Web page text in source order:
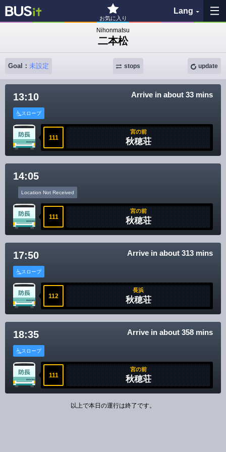
お気に入り
Lang
My Favorites
History
See the map
各バス会社リンク先
Disclaimer
Nihonmatsu
二本松
Goal： 未設定 update
stops
13:10 Arrive in about 33 mins
スロープ
111
宮の前
秋穂荘
14:05
Location Not Received
111
宮の前
秋穂荘
17:50 Arrive in about 313 mins
スロープ
112
長浜
秋穂荘
18:35 Arrive in about 358 mins
スロープ
111
宮の前
秋穂荘
以上で本日の運行は終了です。